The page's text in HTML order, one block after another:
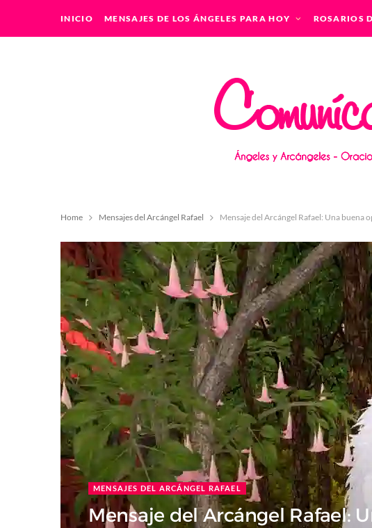
INICIO MENSAJES DE LOS ÁNGELES PARA HOY ROSARIOS
Home Mensajes del Arcángel Rafael Mensaje del Arcángel Rafael: Una buena
MENSAJES DEL ARCÁNGEL RAFAEL
Mensaje del Arcángel Rafael: